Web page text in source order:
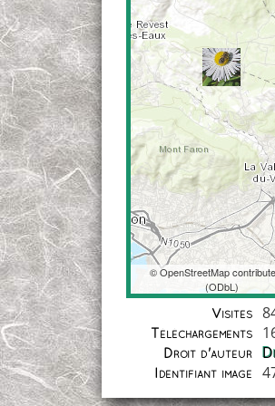
Coordonnées
©OpenStreetMap
(ODbL)
Visites
Téléchargements
Droit d'auteur
Identifiant image